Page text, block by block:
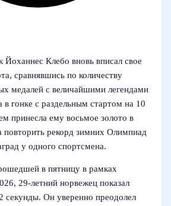
Клебо вновь вписал свое
сравнявшись по количеству
медалей с величайшими легендами
гонке с раздельным стартом на 10
принесла ему восьмое золото в
повторить рекорд зимних Олимпиад
у одного спортсмена.
в пятницу в рамках
29‑летний норвежец показал
секунды. Он уверенно преодолел